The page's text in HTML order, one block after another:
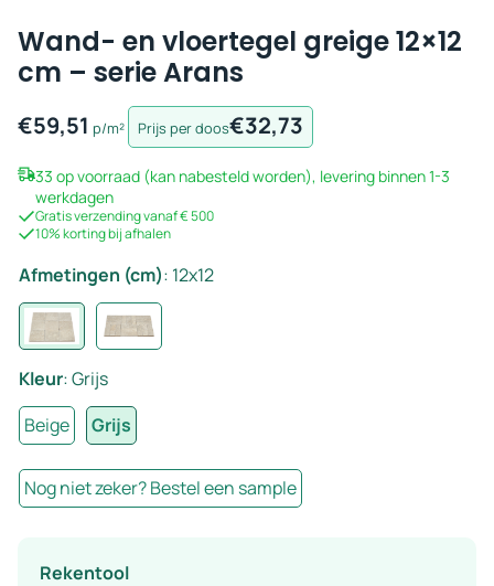
Wand- en vloertegel greige 12×12
cm – serie Arans
€59,51 p/m² Prijs per doos€32,73
33 op voorraad (kan nabesteld worden), levering binnen 1-3
werkdagen
Gratis verzending vanaf € 500
10% korting bij afhalen
Afmetingen (cm): 12x12
Kleur:Grijs
Beige
Grijs
Nog niet zeker? Bestel een sample
Rekentool